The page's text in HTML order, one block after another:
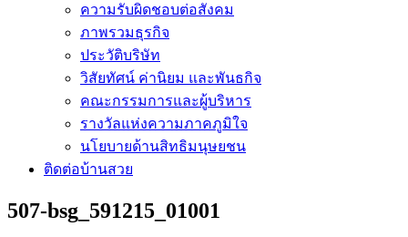
ความรับผิดชอบต่อสังคม
ภาพรวมธุรกิจ
ประวัติบริษัท
วิสัยทัศน์ ค่านิยม และพันธกิจ
คณะกรรมการและผู้บริหาร
รางวัลแห่งความภาคภูมิใจ
นโยบายด้านสิทธิมนุษยชน
ติดต่อบ้านสวย
507-bsg_591215_01001